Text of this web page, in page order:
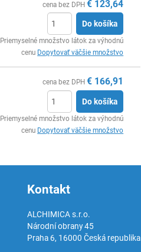
cena bez DPH € 123,64
Do košíka
Priemyselné množstvo látok za výhodnú
cenu Dopytovať väčšie množstvo
cena bez DPH € 166,91
Do košíka
Priemyselné množstvo látok za výhodnú
cenu Dopytovať väčšie množstvo
Kontakt
ALCHIMICA s.r.o.
Národní obrany 45
Praha 6, 16000 Česká republika